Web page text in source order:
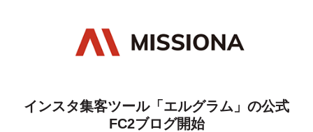
インスタ集客ツール「エルグラム」の公式
FC2ブログ開始